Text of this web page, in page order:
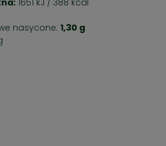
nasycone: 1,30 g